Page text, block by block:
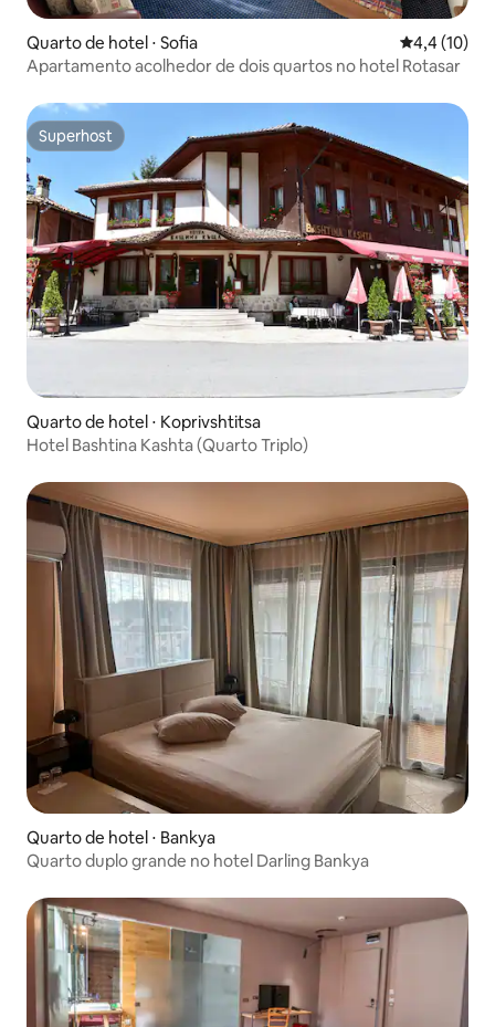
Quarto de hotel ⋅ Sofia 4,4 de uma
4,4 (10)
Apartamento acolhedor de dois quartos no hotel Rotasar
Superhost
Superhost
Quarto de hotel ⋅ Koprivshtitsa
Hotel Bashtina Kashta (Quarto Triplo)
Quarto de hotel ⋅ Bankya
Quarto duplo grande no hotel Darling Bankya